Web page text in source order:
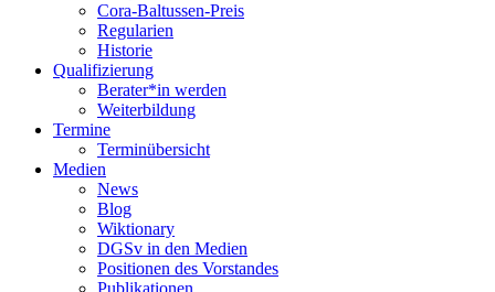
Cora-Baltussen-Preis
Regularien
Historie
Qualifizierung
Berater*in werden
Weiterbildung
Termine
Terminübersicht
Medien
News
Blog
Wiktionary
DGSv in den Medien
Positionen des Vorstandes
Publikationen